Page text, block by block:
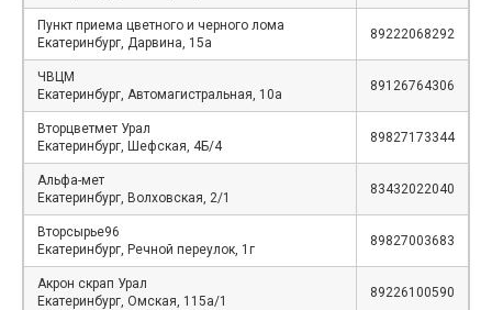
Пункт приема цветного и черного лома
Екатеринбург, Дарвина, 15а
89222068292
ЧВЦМ
Екатеринбург, Автомагистральная, 10а
89126764306
Вторцветмет Урал
Екатеринбург, Шефская, 4Б/4
89827173344
Альфа-мет
Екатеринбург, Волховская, 2/1
83432022040
Вторсырье96
Екатеринбург, Речной переулок, 1г
89827003683
Акрон скрап Урал
Екатеринбург, Омская, 115а/1
89226100590